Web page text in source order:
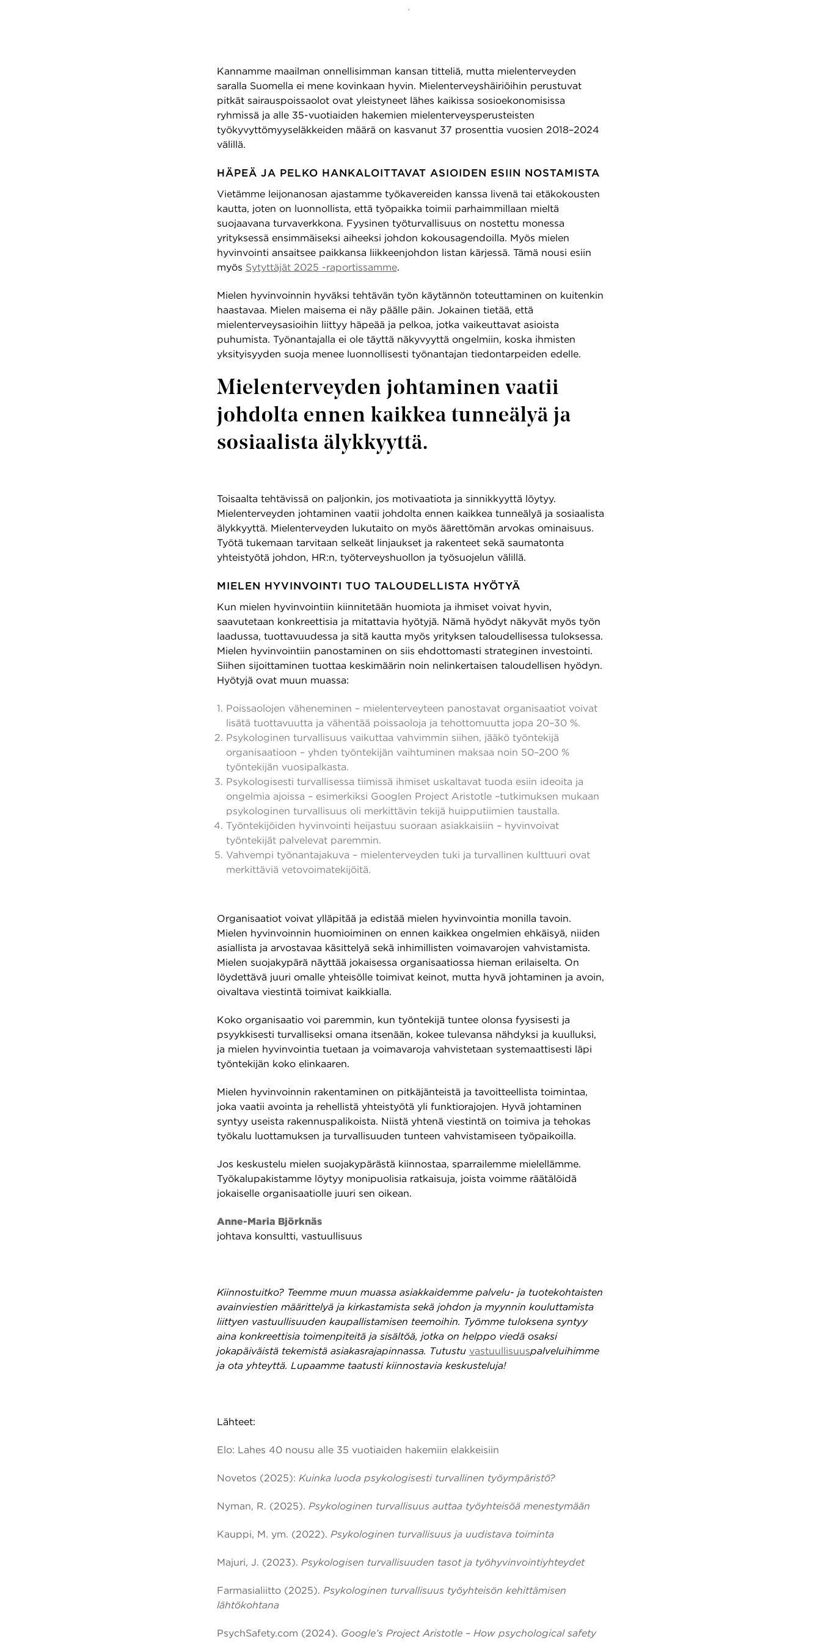
,
1.6.2026
Kannamme maailman onnellisimman kansan titteliä, mutta mielenterveyden
saralla Suomella ei mene kovinkaan hyvin. Mielenterveyshäiriöihin perustuvat
pitkät sairauspoissaolot ovat yleistyneet lähes kaikissa sosioekonomisissa
ryhmissä ja alle 35-vuotiaiden hakemien mielenterveysperusteisten
työkyvyttömyyseläkkeiden määrä on kasvanut 37 prosenttia vuosien 2018–2024
välillä.
HÄPEÄ JA PELKO HANKALOITTAVAT ASIOIDEN ESIIN NOSTAMISTA
Vietämme leijonanosan ajastamme työkavereiden kanssa livenä tai etäkokousten
kautta, joten on luonnollista, että työpaikka toimii parhaimmillaan mieltä
suojaavana turvaverkkona. Fyysinen työturvallisuus on nostettu monessa
yrityksessä ensimmäiseksi aiheeksi johdon kokousagendoilla. Myös mielen
hyvinvointi ansaitsee paikkansa liikkeenjohdon listan kärjessä. Tämä nousi esiin
myös Sytyttäjät 2025 -raportissamme.
Mielen hyvinvoinnin hyväksi tehtävän työn käytännön toteuttaminen on kuitenkin
haastavaa. Mielen maisema ei näy päälle päin. Jokainen tietää, että
mielenterveysasioihin liittyy häpeää ja pelkoa, jotka vaikeuttavat asioista
puhumista. Työnantajalla ei ole täyttä näkyvyyttä ongelmiin, koska ihmisten
yksityisyyden suoja menee luonnollisesti työnantajan tiedontarpeiden edelle.
Mielenterveyden johtaminen vaatii
johdolta ennen kaikkea tunneälyä ja
sosiaalista älykkyyttä.
Toisaalta tehtävissä on paljonkin, jos motivaatiota ja sinnikkyyttä löytyy.
Mielenterveyden johtaminen vaatii johdolta ennen kaikkea tunneälyä ja sosiaalista
älykkyyttä. Mielenterveyden lukutaito on myös äärettömän arvokas ominaisuus.
Työtä tukemaan tarvitaan selkeät linjaukset ja rakenteet sekä saumatonta
yhteistyötä johdon, HR:n, työterveyshuollon ja työsuojelun välillä.
MIELEN HYVINVOINTI TUO TALOUDELLISTA HYÖTYÄ
Kun mielen hyvinvointiin kiinnitetään huomiota ja ihmiset voivat hyvin,
saavutetaan konkreettisia ja mitattavia hyötyjä. Nämä hyödyt näkyvät myös työn
laadussa, tuottavuudessa ja sitä kautta myös yrityksen taloudellisessa tuloksessa.
Mielen hyvinvointiin panostaminen on siis ehdottomasti strateginen investointi.
Siihen sijoittaminen tuottaa keskimäärin noin nelinkertaisen taloudellisen hyödyn.
Hyötyjä ovat muun muassa:
Poissaolojen väheneminen – mielenterveyteen panostavat organisaatiot voivat
lisätä tuottavuutta ja vähentää poissaoloja ja tehottomuutta jopa 20–30 %.
Psykologinen turvallisuus vaikuttaa vahvimmin siihen, jääkö työntekijä
organisaatioon – yhden työntekijän vaihtuminen maksaa noin 50–200 %
työntekijän vuosipalkasta.
Psykologisesti turvallisessa tiimissä ihmiset uskaltavat tuoda esiin ideoita ja
ongelmia ajoissa – esimerkiksi Googlen Project Aristotle –tutkimuksen mukaan
psykologinen turvallisuus oli merkittävin tekijä huipputiimien taustalla.
Työntekijöiden hyvinvointi heijastuu suoraan asiakkaisiin – hyvinvoivat
työntekijät palvelevat paremmin.
Vahvempi työnantajakuva – mielenterveyden tuki ja turvallinen kulttuuri ovat
merkittäviä vetovoimatekijöitä.
Organisaatiot voivat ylläpitää ja edistää mielen hyvinvointia monilla tavoin.
Mielen hyvinvoinnin huomioiminen on ennen kaikkea ongelmien ehkäisyä, niiden
asiallista ja arvostavaa käsittelyä sekä inhimillisten voimavarojen vahvistamista.
Mielen suojakypärä näyttää jokaisessa organisaatiossa hieman erilaiselta. On
löydettävä juuri omalle yhteisölle toimivat keinot, mutta hyvä johtaminen ja avoin,
oivaltava viestintä toimivat kaikkialla.
Koko organisaatio voi paremmin, kun työntekijä tuntee olonsa fyysisesti ja
psyykkisesti turvalliseksi omana itsenään, kokee tulevansa nähdyksi ja kuulluksi,
ja mielen hyvinvointia tuetaan ja voimavaroja vahvistetaan systemaattisesti läpi
työntekijän koko elinkaaren.
Mielen hyvinvoinnin rakentaminen on pitkäjänteistä ja tavoitteellista toimintaa,
joka vaatii avointa ja rehellistä yhteistyötä yli funktiorajojen. Hyvä johtaminen
syntyy useista rakennuspalikoista. Niistä yhtenä viestintä on toimiva ja tehokas
työkalu luottamuksen ja turvallisuuden tunteen vahvistamiseen työpaikoilla.
Jos keskustelu mielen suojakypärästä kiinnostaa, sparrailemme mielellämme.
Työkalupakistamme löytyy monipuolisia ratkaisuja, joista voimme räätälöidä
jokaiselle organisaatiolle juuri sen oikean.
Anne-Maria Björknäs
johtava konsultti, vastuullisuus
Kiinnostuitko? Teemme muun muassa asiakkaidemme palvelu- ja tuotekohtaisten
avainviestien määrittelyä ja kirkastamista sekä johdon ja myynnin kouluttamista
liittyen vastuullisuuden kaupallistamisen teemoihin. Työmme tuloksena syntyy
aina konkreettisia toimenpiteitä ja sisältöä, jotka on helppo viedä osaksi
jokapäiväistä tekemistä asiakasrajapinnassa. Tutustu vastuullisuuspalveluihimme
ja ota yhteyttä. Lupaamme taatusti kiinnostavia keskusteluja!
Lähteet:
Elo: Lahes 40 nousu alle 35 vuotiaiden hakemiin elakkeisiin
Novetos (2025): Kuinka luoda psykologisesti turvallinen työympäristö?
Nyman, R. (2025). Psykologinen turvallisuus auttaa työyhteisöä menestymään
Kauppi, M. ym. (2022). Psykologinen turvallisuus ja uudistava toiminta
Majuri, J. (2023). Psykologisen turvallisuuden tasot ja työhyvinvointiyhteydet
Farmasialiitto (2025). Psykologinen turvallisuus työyhteisön kehittämisen
lähtökohtana
PsychSafety.com (2024). Google’s Project Aristotle – How psychological safety